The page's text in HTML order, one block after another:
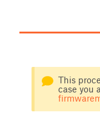
This
case you